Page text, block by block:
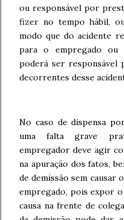
ou responsável por
fizer no tempo hábil,
modo que do acidente
para o empregado ou
poderá ser responsável
decorrentes desse
No caso de dispensa
uma falta grave
empregador deve agir
na apuração dos fatos,
de demissão sem causar
empregado, pois expor
causa na frente de